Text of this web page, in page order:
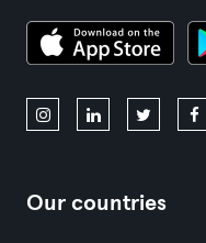
Our countries